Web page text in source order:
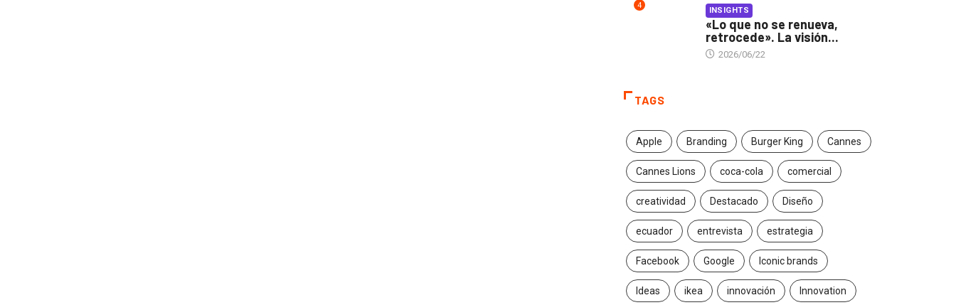
4 INSIGHTS
«Lo que no se renueva,
retrocede». La visión...
2026/06/22
TAGS
Apple Branding Burger King Cannes
Cannes Lions coca-cola comercial
creatividad Destacado Diseño
ecuador entrevista estrategia
Facebook Google Iconic brands
Ideas ikea innovación Innovation